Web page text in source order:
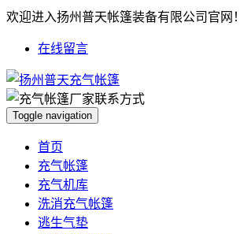
欢迎进入扬州普天帐篷装备有限公司官网！
在线留言
Toggle navigation
首页
充气帐篷
充气机库
洗消充气帐篷
逃生气垫